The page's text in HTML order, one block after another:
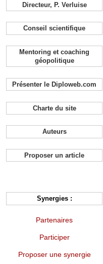
Directeur, P. Verluise
Conseil scientifique
Mentoring et coaching
géopolitique
Présenter le Diploweb.com
Charte du site
Auteurs
Proposer un article
Synergies :
Partenaires
Participer
Proposer une synergie